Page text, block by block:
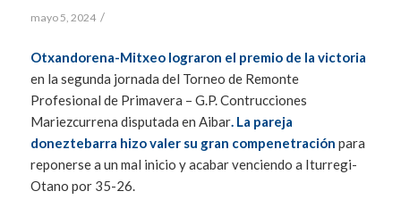
mayo 5, 2024 /
Otxandorena-Mitxeo lograron el premio de la victoria
en la segunda jornada del Torneo de Remonte
Profesional de Primavera – G.P. Contrucciones
Mariezcurrena disputada en Aibar. La pareja
doneztebarra hizo valer su gran compenetración para
reponerse a un mal inicio y acabar venciendo a Iturregi-
Otano por 35-26.